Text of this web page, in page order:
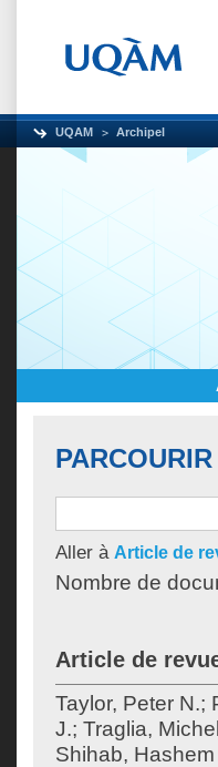
UQAM Archipel
Aller à Article de
Nombre de
Article de
Taylor, Peter N.;
J.; Traglia,
Shihab, Hashem